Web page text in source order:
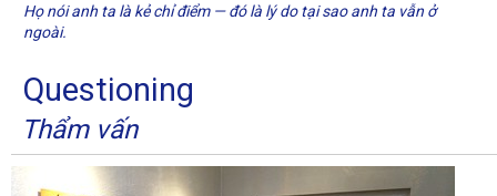
Họ nói anh ta là kẻ chỉ điểm — đó là lý do tại sao anh ta vẫn ở
ngoài.
Questioning
Thẩm vấn